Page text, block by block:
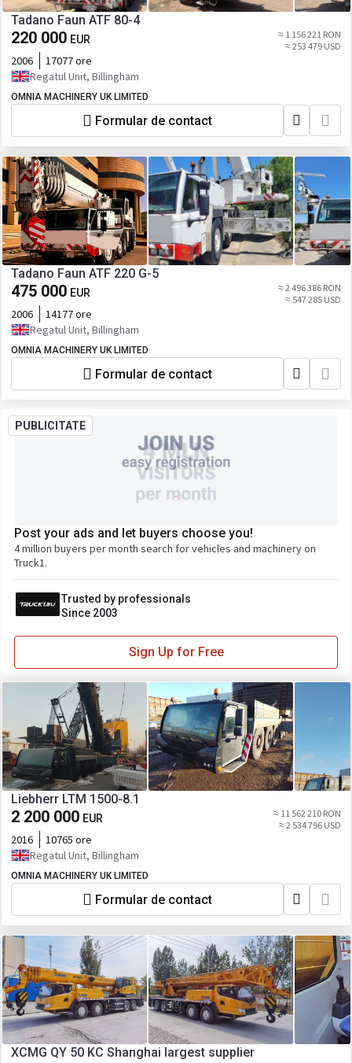
Tadano Faun ATF 80-4
220 000 EUR
≈ 1 156 221 RON
≈ 253 479 USD
2006
17077 ore
Regatul Unit, Billingham
OMNIA MACHINERY UK LIMITED
Formular de contact
Tadano Faun ATF 220 G-5
475 000 EUR
≈ 2 496 386 RON
≈ 547 285 USD
2006
14177 ore
Regatul Unit, Billingham
OMNIA MACHINERY UK LIMITED
Formular de contact
PUBLICITATE
Post your ads and let buyers choose you!
4 million buyers per month search for vehicles and machinery on
Truck1.
Trusted by professionals
Since 2003
Sign Up for Free
Liebherr LTM 1500-8.1
2 200 000 EUR
≈ 11 562 210 RON
≈ 2 534 796 USD
2016
10765 ore
Regatul Unit, Billingham
OMNIA MACHINERY UK LIMITED
Formular de contact
XCMG QY 50 KC Shanghai largest supplier